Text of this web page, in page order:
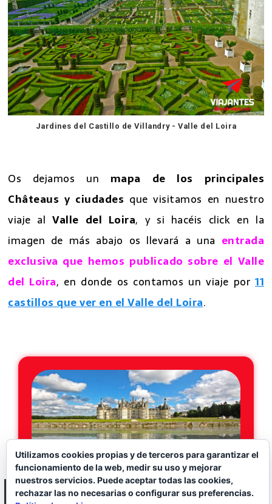
Jardines del Castillo de Villandry - Valle del Loira
Os dejamos un mapa de los principales
Châteaus y ciudades que visitamos en nuestro
viaje alValle del Loira, y si hacéis click en la
imagen de más abajo os llevará a una entrada
exclusiva que hemos publicado sobre el Valle
del Loira, en donde os contamos un viaje por11
castillos que ver en el Valle del Loira.
Utilizamos cookies propias y de terceros para garantizar el
funcionamiento de la web, medir su uso y mejorar
nuestros servicios. Puede aceptar todas las cookies,
rechazar las no necesarias o configurar sus preferencias.